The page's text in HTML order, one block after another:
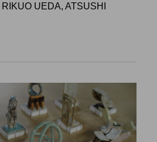
UEDA, ATSUSHI